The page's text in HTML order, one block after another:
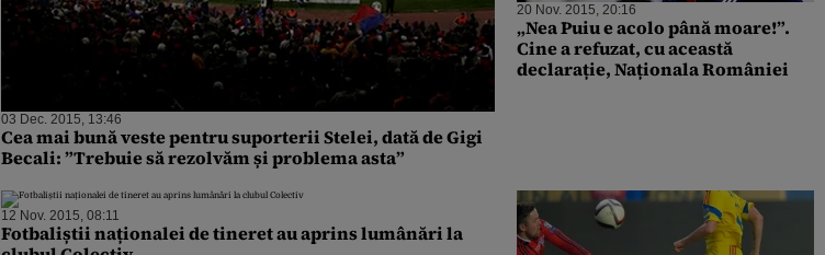
03 Dec. 2015, 13:46
Cea mai bună veste pentru suporterii Stelei, dată de Gigi
Becali: ”Trebuie să rezolvăm și problema asta”
20 Nov. 2015, 20:16
„Nea Puiu e acolo până moare!”.
Cine a refuzat, cu această
declarație, Naționala României
12 Nov. 2015, 08:11
Fotbaliștii naționalei de tineret au aprins lumânări la